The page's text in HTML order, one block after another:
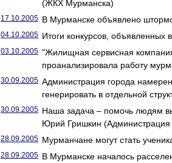
(ЖКХ Мурманска)
17.10.2005 В Мурманске объявлено
04.10.2005 Итоги конкурсов,
03.10.2005 "Жилищная сервисная
проанализировала работу
30.09.2005 Администрация города
генерировать в отдельной
30.09.2005 Наша задача – помочь людям
Юрий Гришкин (Администрация
28.09.2005 Мурманчане могут стать
28.09.2005 В Мурманске началось